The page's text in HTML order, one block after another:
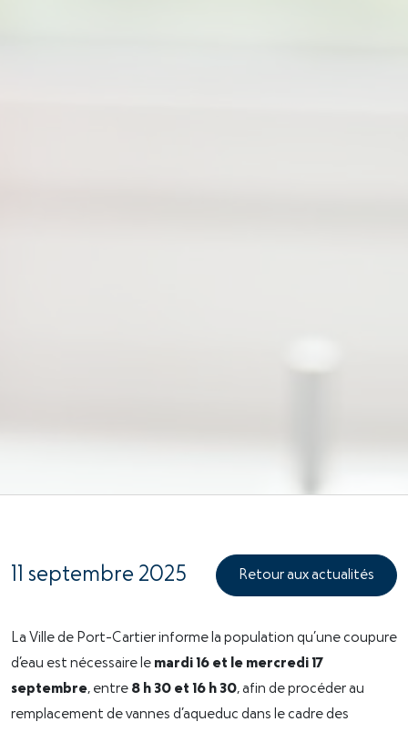
11 septembre 2025 Retour aux actualités
La Ville de Port-Cartier informe la population qu’une coupure
d’eau est nécessaire le mardi 16 et le mercredi 17
septembre, entre 8 h 30 et 16 h 30, afin de procéder au
remplacement de vannes d’aqueduc dans le cadre des